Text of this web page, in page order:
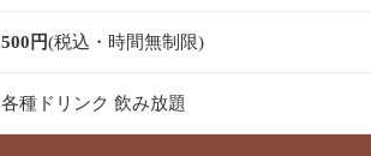
500円(税込・時間無制限)
各種ドリンク 飲み放題